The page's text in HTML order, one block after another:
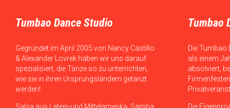
Tumbao Dance Studio
Gegründet im April 2005 von Nancy Castillo
& Alexander Lovrek haben wir uns darauf
spezialisiert, die Tänze so zu unterrichten,
wie sie in ihren Ursprungsländern getanzt
werden!
Tumbao
Die Tumbao
als einem
absolviert,